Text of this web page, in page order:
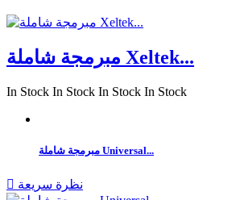
مبرمجة شاملة Xeltek...
In Stock In Stock In Stock In Stock
مبرمجة شاملة Universal...
 نظرة سريعة